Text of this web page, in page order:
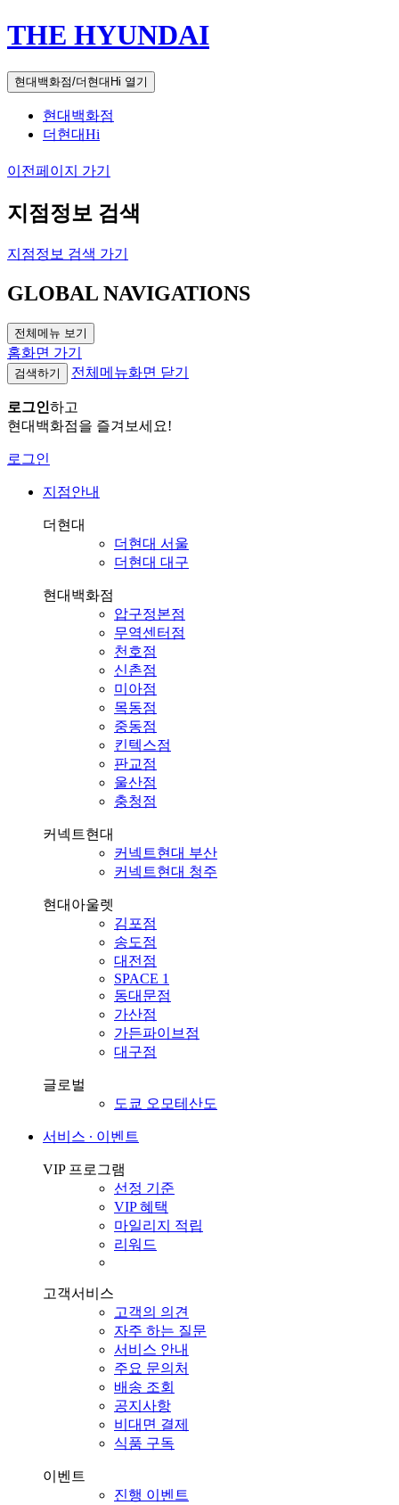
THE HYUNDAI
현대백화점/더현대Hi 열기
현대백화점
더현대Hi
이전페이지 가기
지점정보 검색
지점정보 검색 가기
GLOBAL NAVIGATIONS
전체메뉴 보기
홈화면 가기
검색하기 전체메뉴화면 닫기
로그인하고
현대백화점을 즐겨보세요!
로그인
지점안내
더현대
더현대 서울
더현대 대구
현대백화점
압구정본점
무역센터점
천호점
신촌점
미아점
목동점
중동점
킨텍스점
판교점
울산점
충청점
커넥트현대
커넥트현대 부산
커넥트현대 청주
현대아울렛
김포점
송도점
대전점
SPACE 1
동대문점
가산점
가든파이브점
대구점
글로벌
도쿄 오모테산도
서비스 ∙ 이벤트
VIP 프로그램
선정 기준
VIP 혜택
마일리지 적립
리워드
고객서비스
고객의 의견
자주 하는 질문
서비스 안내
주요 문의처
배송 조회
공지사항
비대면 결제
식품 구독
이벤트
진행 이벤트